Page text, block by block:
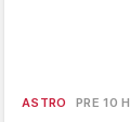
ASTRO PRE 10 H